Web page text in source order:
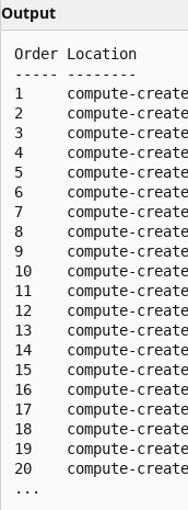
Output
Order Location
----- --------
1     compute-
2     compute-
3     compute-
4     compute-
5     compute-
6     compute-
7     compute-
8     compute-
9     compute-
10    compute-
11    compute-
12    compute-
13    compute-
14    compute-
15    compute-
16    compute-
17    compute-
18    compute-
19    compute-
20    compute-